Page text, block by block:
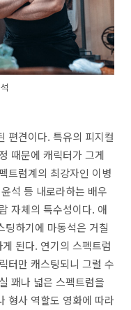
편견이다. 특유의 피지컬
때문에 캐릭터가 그게
트럼계의 최강자인 이병
석 등 내로라하는 배우
자체의 특수성이다. 애
하기에 마동석은 거칠
된다. 연기의 스펙트럼
터만 캐스팅되니 그럴 수
꽤나 넓은 스펙트럼을
형사 역할도 영화에 따라